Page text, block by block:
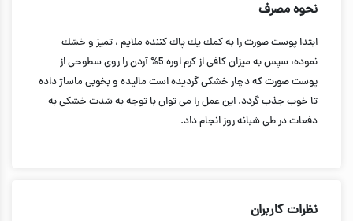
نحوه مصرف
ابتدا پوست صورت را به كمك یك پاك كننده ملایم ، تمیز و خشك
نموده، سپس به میزان كافی از كرم اوره 5% آردن را روی سطوحی از
پوست صورت كه دچار خشكی گردیده است مالیده و بخوبی ماساژ داده
تا خوب جذب گردد. این عمل را می توان با توجه به شدت خشكی به
دفعات در طی شبانه روز انجام داد.
نظرات کاربران